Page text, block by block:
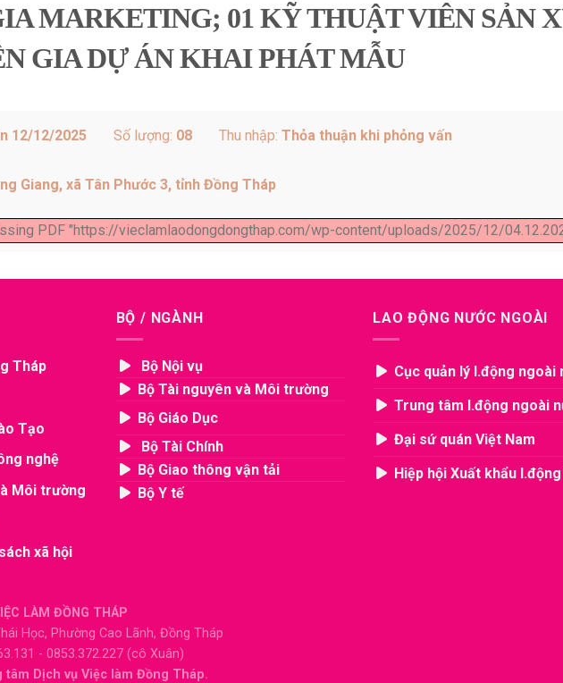
MARKETING; 01 KỸ THUẬT VIÊN SẢN
GIA DỰ ÁN KHAI PHÁT MẪU
12/12/2025 Số lượng: 08 Thu nhập: Thỏa thuận khi phỏng vấn
Giang, xã Tân Phước 3, tỉnh Đồng Tháp
PDF "https://vieclamlaodongdongthap.com/wp-content/uploads/2025/12/
Tháp
Tạo
nghệ
Môi trường
xã hội
BỘ / NGÀNH
Bộ Nội vụ
Bộ Tài nguyên và Môi trường
Bộ Giáo Dục
Bộ Tài Chính
Bộ Giao thông vận tải
Bộ Y tế
LAO ĐỘNG NƯỚC NGOÀI
Cục quản lý l.động ngoài
Trung tâm l.động ngoài
Đại sứ quán Việt Nam
Hiệp hội Xuất khẩu l.động
LÀM ĐỒNG THÁP
Học, Phường Cao Lãnh, Đồng Tháp
- 0853.372.227 (cô Xuân)
tâm Dịch vụ Việc làm Đồng Tháp.